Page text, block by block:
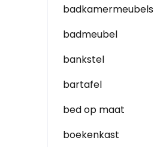
badkamermeubels
badmeubel
bankstel
bartafel
bed op maat
boekenkast